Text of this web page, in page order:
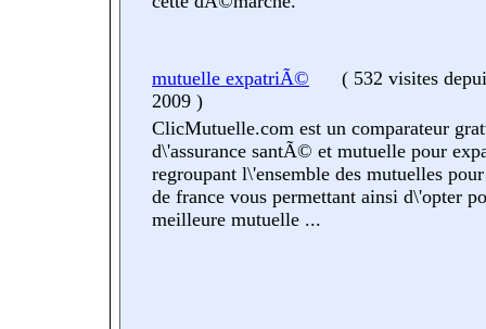
mutuelle expatriÃ© ( 532 visites
2009 )
ClicMutuelle.com est un comparateur
d\'assurance santÃ© et mutuelle pour
regroupant l\'ensemble des mutuelles
de france vous permettant ainsi d\'opter
meilleure mutuelle ...